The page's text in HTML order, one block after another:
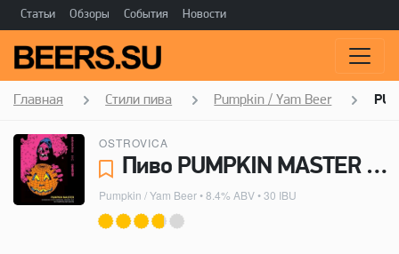
Статьи Обзоры События Новости
Главная Стили пива Pumpkin / Yam Beer
OSTROVICA
Пиво PUMPKIN MASTER - Ostrovica
Pumpkin / Yam Beer• 8.4% ABV • 30 IBU